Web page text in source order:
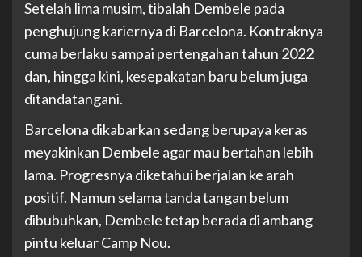
Setelah lima musim, tibalah Dembele pada
penghujung kariernya di Barcelona. Kontraknya
cuma berlaku sampai pertengahan tahun 2022
dan, hingga kini, kesepakatan baru belum juga
ditandatangani.
Barcelona dikabarkan sedang berupaya keras
meyakinkan Dembele agar mau bertahan lebih
lama. Progresnya diketahui berjalan ke arah
positif. Namun selama tanda tangan belum
dibubuhkan, Dembele tetap berada di ambang
pintu keluar Camp Nou.